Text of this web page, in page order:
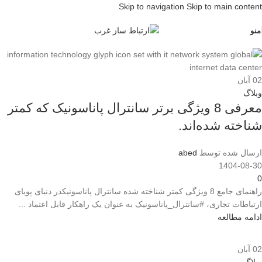
Skip to navigation Skip to main content
منو
02 آبان
وبلاگ
معرفی 8 ویژگی برتر سانترال پاناسونیک که کمتر
شناخته شده‌اند.
ارسال شده توسط abed
1404-08-30
0
راهنمای جامع 8 ویژگی کمتر شناخته شده سانترال پاناسونیکدر دنیای پویای
ارتباطات تجاری، #سانترال_پاناسونیک به عنوان یک راهکار قابل اعتماد ...
ادامه مطالعه
02 آبان